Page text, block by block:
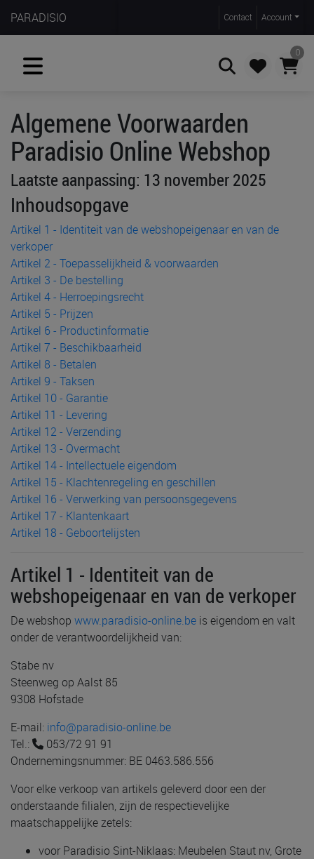
PARADISIO Contact Account
0
Zoeken
Algemene Voorwaarden
Paradisio Online Webshop
Laatste aanpassing: 13 november 2025
Inhoudsopgave
Artikel 1 - Identiteit van de webshopeigenaar en van de
verkoper
Artikel 2 - Toepasselijkheid & voorwaarden
Artikel 3 - De bestelling
Artikel 4 - Herroepingsrecht
Artikel 5 - Prijzen
Artikel 6 - Productinformatie
Artikel 7 - Beschikbaarheid
Artikel 8 - Betalen
Artikel 9 - Taksen
Artikel 10 - Garantie
Artikel 11 - Levering
Artikel 12 - Verzending
Artikel 13 - Overmacht
Artikel 14 - Intellectuele eigendom
Artikel 15 - Klachtenregeling en geschillen
Artikel 16 - Verwerking van persoonsgegevens
Artikel 17 - Klantenkaart
Artikel 18 - Geboortelijsten
Artikel 1 - Identiteit van de
webshopeigenaar en van de verkoper
De webshop www.paradisio-online.be is eigendom en valt
onder de verantwoordelijkheid van:
Stabe nv
Steenweg op Aalst 85
9308 Hofstade
E-mail: info@paradisio-online.be
Tel.:
053/72 91 91
Ondernemingsnummer: BE 0463.586.556
Voor elke verkoop van artikels geleverd door een der
onderstaande filialen, zijn de respectievelijke
maatschappelijke zetels:
voor Paradisio Sint-Niklaas: Meubelen Staut nv, Grote